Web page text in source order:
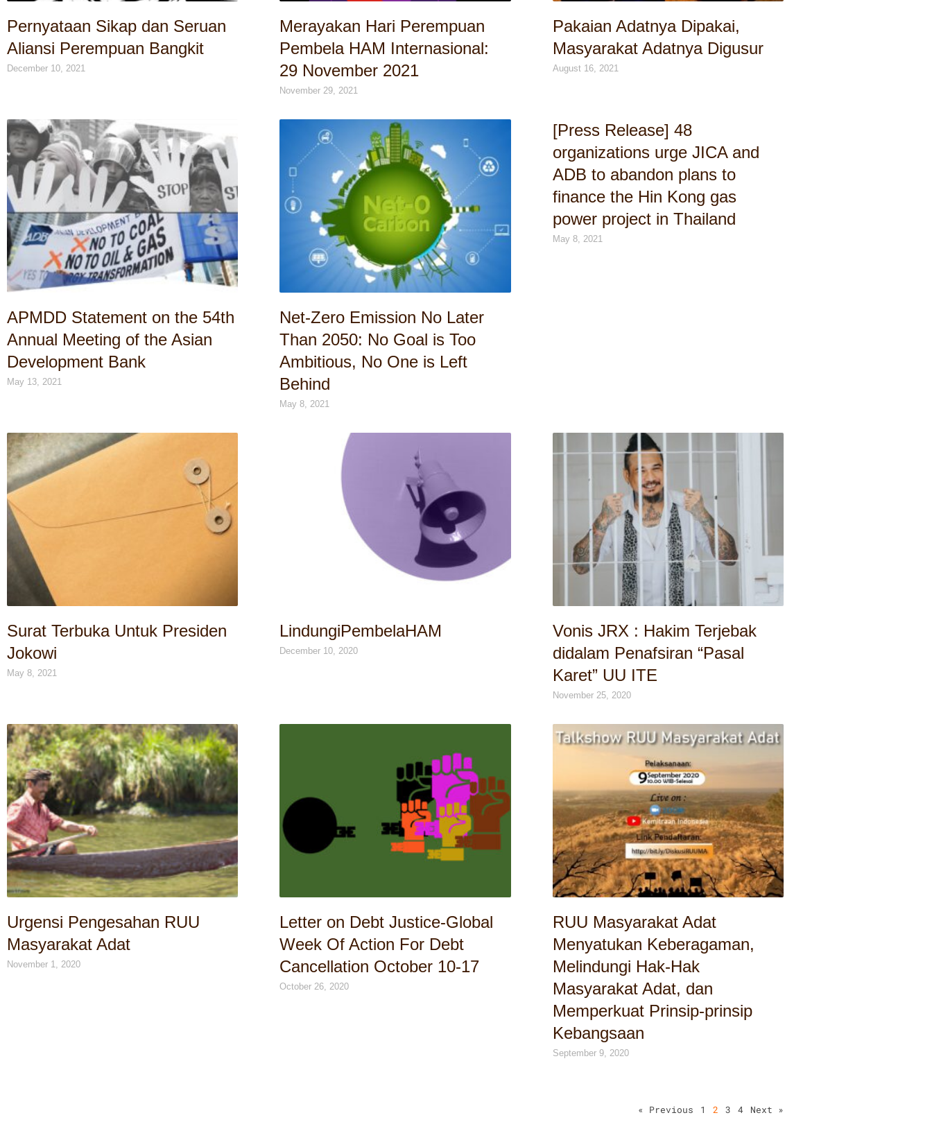
Pernyataan Sikap dan Seruan
Aliansi Perempuan Bangkit
December 10, 2021
Merayakan Hari Perempuan
Pembela HAM Internasional:
29 November 2021
November 29, 2021
Pakaian Adatnya Dipakai,
Masyarakat Adatnya Digusur
August 16, 2021
APMDD Statement on the 54th
Annual Meeting of the Asian
Development Bank
May 13, 2021
Net-Zero Emission No Later
Than 2050: No Goal is Too
Ambitious, No One is Left
Behind
May 8, 2021
[Press Release] 48
organizations urge JICA and
ADB to abandon plans to
finance the Hin Kong gas
power project in Thailand
May 8, 2021
Surat Terbuka Untuk Presiden
Jokowi
May 8, 2021
LindungiPembelaHAM
December 10, 2020
Vonis JRX : Hakim Terjebak
didalam Penafsiran “Pasal
Karet” UU ITE
November 25, 2020
Urgensi Pengesahan RUU
Masyarakat Adat
November 1, 2020
Letter on Debt Justice-Global
Week Of Action For Debt
Cancellation October 10-17
October 26, 2020
RUU Masyarakat Adat
Menyatukan Keberagaman,
Melindungi Hak-Hak
Masyarakat Adat, dan
Memperkuat Prinsip-prinsip
Kebangsaan
September 9, 2020
« Previous 1 2 3 4 Next »